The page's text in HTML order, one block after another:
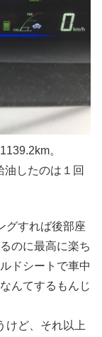
。
したのは１回
グすれば後部座
のに最高に楽ち
ドシートで車中
んてするもんじ
けど、それ以上